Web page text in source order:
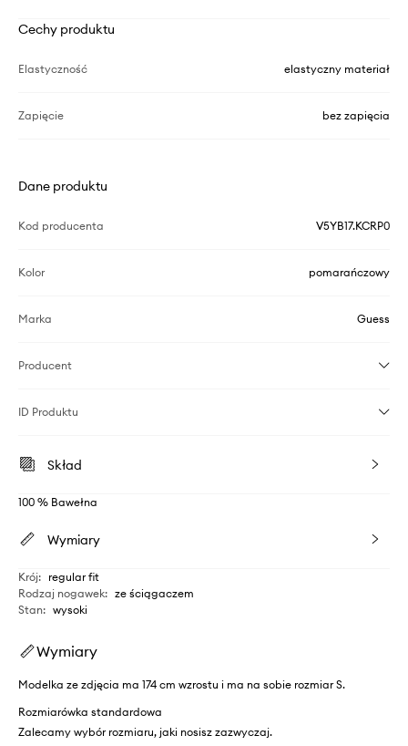
Cechy produktu
Elastyczność elastyczny materiał
Zapięcie bez zapięcia
Dane produktu
Kod producenta V5YB17.KCRP0
Kolor pomarańczowy
Marka Guess
Producent
ID Produktu
Skład
100 % Bawełna
Wymiary
Krój: regular fit
Rodzaj nogawek: ze ściągaczem
Stan: wysoki
Wymiary
Modelka ze zdjęcia ma 174 cm wzrostu i ma na sobie rozmiar S.
Rozmiarówka standardowa
Zalecamy wybór rozmiaru, jaki nosisz zazwyczaj.